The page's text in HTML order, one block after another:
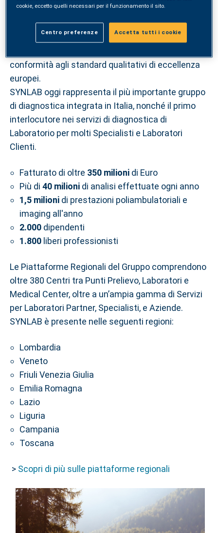
fornire un servizio capillare ai Clienti di tutta Italia.
Questo network diagnostico introduce in Italia un
nuovo approccio “integrato” all’innovazione
conformità agli standard qualitativi di eccellenza
europei.
SYNLAB oggi rappresenta il più importante gruppo
di diagnostica integrata in Italia, nonché il primo
interlocutore nei servizi di diagnostica di
Laboratorio per molti Specialisti e Laboratori
Clienti.
Fatturato di oltre 350 milioni di Euro
Più di 40 milioni di analisi effettuate ogni anno
1,5 milioni di prestazioni poliambulatoriali e
imaging all'anno
2.000 dipendenti
1.800 liberi professionisti
Le Piattaforme Regionali del Gruppo comprendono
oltre 380 Centri tra Punti Prelievo, Laboratori e
Medical Center, oltre a un’ampia gamma di Servizi
per Laboratori Partner, Specialisti, e Aziende.
SYNLAB è presente nelle seguenti regioni:
Lombardia
Veneto
Friuli Venezia Giulia
Emilia Romagna
Lazio
Liguria
Campania
Toscana
> Scopri di più sulle piattaforme regionali
cookie, eccetto quelli necessari per il funzionamento il sito.
Centro preferenze Accetta tutti i cookie